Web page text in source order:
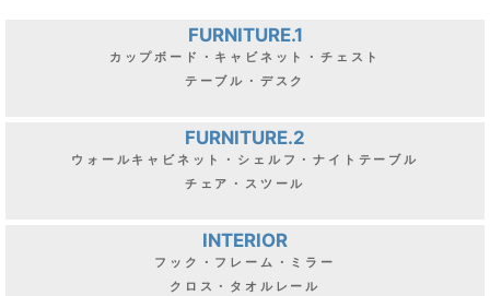
FURNITURE.1
カップボード・キャビネット・チェスト
テーブル・デスク
FURNITURE.2
ウォールキャビネット・シェルフ・ナイトテーブル
チェア・スツール
INTERIOR
フック・フレーム・ミラー
クロス・タオルレール